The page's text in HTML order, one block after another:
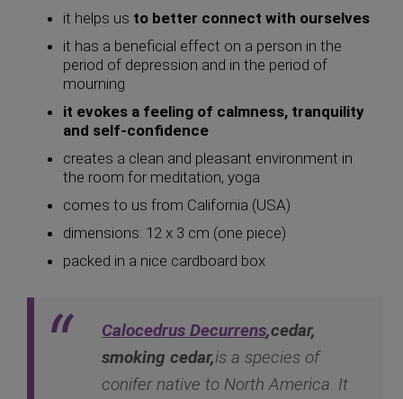
it helps us to better connect with ourselves
it has a beneficial effect on a person in the
period of depression and in the period of
mourning
it evokes a feeling of calmness, tranquility
and self-confidence
creates a clean and pleasant environment in
the room for meditation, yoga
comes to us from California (USA)
dimensions: 12 x 3 cm (one piece)
packed in a nice cardboard box
Calocedrus Decurrens,cedar,
smoking cedar,is a species of
conifer native to North America. It